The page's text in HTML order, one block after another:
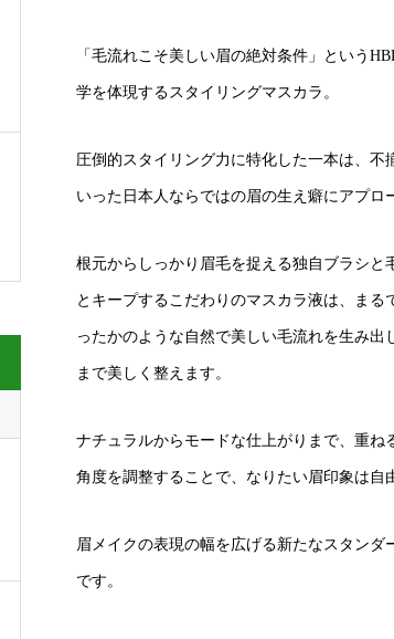
「毛流れこそ美しい眉の絶対条件」という
学を体現するスタイリングマスカラ。
圧倒的スタイリング力に特化した一本は、不
いった日本人ならではの眉の生え癖にアプロ
根元からしっかり眉毛を捉える独自ブラシと
とキープするこだわりのマスカラ液は、まる
ったかのような自然で美しい毛流れを生み出
まで美しく整えます。
ナチュラルからモードな仕上がりまで、重ね
角度を調整することで、なりたい眉印象は自
眉メイクの表現の幅を広げる新たなスタンダ
です。